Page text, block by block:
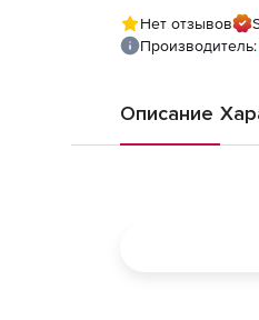
Нет отзывов
Производитель:
Описание